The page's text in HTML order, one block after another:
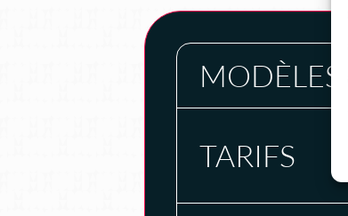
MODÈLES
TARIFS